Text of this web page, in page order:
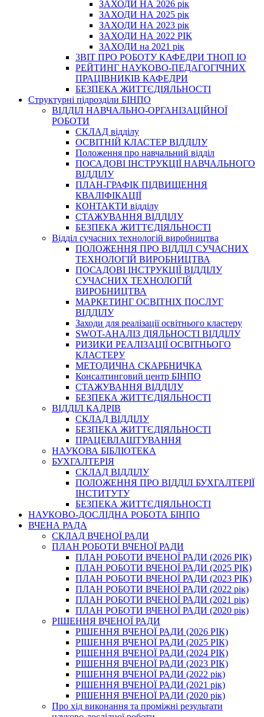
ЗАХОДИ НА 2026 рік
ЗАХОДИ НА 2025 рік
ЗАХОДИ НА 2023 рік
ЗАХОДИ НА 2022 РІК
ЗАХОДИ на 2021 рік
3BIT ПРО РОБОТУ КАФЕДРИ ТНОП ІО
РЕЙТИНГ НАУКОВО-ПЕДАГОГІЧНИХ
ПРАЦІВНИКІВ КАФЕДРИ
БЕЗПЕКА ЖИТТЄДІЯЛЬНОСТІ
Структурні підрозділи БІНПО
ВІДДІЛ НАВЧАЛЬНО-ОРГАНІЗАЦІЙНОЇ
РОБОТИ
СКЛАД відділу
ОСВІТНІЙ КЛАСТЕР ВІДДІЛУ
Положення про навчальний вiддiл
ПОСАДОВІ ІНСТРУКЦІЇ НАВЧАЛЬНОГО
ВІДДІЛУ
ПЛАН-ГРАФІК ПІДВИЩЕННЯ
КВАЛІФІКАЦІЇ
КОНТАКТИ відділу
СТАЖУВАННЯ ВІДДІЛУ
БЕЗПЕКА ЖИТТЄДІЯЛЬНОСТІ
Відділ сучасних технологій виробництва
ПОЛОЖЕННЯ ПРО ВІДДІЛ СУЧАСНИХ
ТЕХНОЛОГІЙ ВИРОБНИЦТВА
ПОСАДОВІ ІНСТРУКЦІЇ ВІДДІЛУ
СУЧАСНИХ ТЕХНОЛОГІЙ
ВИРОБНИЦТВА
МАРКЕТИНГ ОСВІТНІХ ПОСЛУГ
ВІДДІЛУ
Заходи для реалізації освітнього кластеру
SWOT-АНАЛІЗ ДІЯЛЬНОСТІ ВІДДІЛУ
РИЗИКИ РЕАЛІЗАЦІЇ ОСВІТНЬОГО
КЛАСТЕРУ
МЕТОДИЧНА СКАРБНИЧКА
Консалтинговий центр БІНПО
СТАЖУВАННЯ ВІДДІЛУ
БЕЗПЕКА ЖИТТЄДІЯЛЬНОСТІ
ВІДДІЛ КАДРІВ
СКЛАД ВІДДІЛУ
БЕЗПЕКА ЖИТТЄДІЯЛЬНОСТІ
ПРАЦЕВЛАШТУВАННЯ
НАУКОВА БІБЛІОТЕКА
БУХГАЛТЕРІЯ
СКЛАД ВІДДІЛУ
ПОЛОЖЕННЯ ПРО ВІДДІЛ БУХГАЛТЕРІЇ
ІНСТИТУТУ
БЕЗПЕКА ЖИТТЄДІЯЛЬНОСТІ
НАУКОВО-ДОСЛІДНА РОБОТА БІНПО
ВЧЕНА РАДА
СКЛАД ВЧЕНОЇ РАДИ
ПЛАН РОБОТИ ВЧЕНОЇ РАДИ
ПЛАН РОБОТИ ВЧЕНОЇ РАДИ (2026 РІК)
ПЛАН РОБОТИ ВЧЕНОЇ РАДИ (2025 РІК)
ПЛАН РОБОТИ ВЧЕНОЇ РАДИ (2023 РІК)
ПЛАН РОБОТИ ВЧЕНОЇ РАДИ (2022 рік)
ПЛАН РОБОТИ ВЧЕНОЇ РАДИ (2021 рік)
ПЛАН РОБОТИ ВЧЕНОЇ РАДИ (2020 рік)
РІШЕННЯ ВЧЕНОЇ РАДИ
РІШЕННЯ ВЧЕНОЇ РАДИ (2026 РІК)
РІШЕННЯ ВЧЕНОЇ РАДИ (2025 РІК)
РІШЕННЯ ВЧЕНОЇ РАДИ (2024 РІК)
РІШЕННЯ ВЧЕНОЇ РАДИ (2023 РІК)
РІШЕННЯ ВЧЕНОЇ РАДИ (2022 рік)
РІШЕННЯ ВЧЕНОЇ РАДИ (2021 рік)
РІШЕННЯ ВЧЕНОЇ РАДИ (2020 рік)
Про хід виконання та проміжні результати